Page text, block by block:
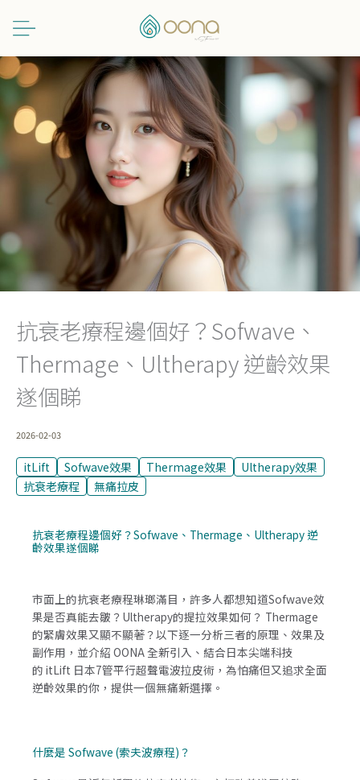
要
內
抗衰老療程邊個好？Sofwave、
Thermage、Ultherapy 逆齡效果
遂個睇
2026-02-03
itLift Sofwave效果 Thermage效果
Ultherapy效果
抗衰老療程
無痛拉皮
抗衰老療程邊個好？Sofwave、Thermage、Ultherapy 逆
齡效果遂個睇
市面上的抗衰老療程琳瑯滿目，許多人都想知道Sofwave效
果是否真能去皺？Ultherapy的提拉效果如何？ Thermage
的緊膚效果又顯不顯著？以下逐一分析三者的原理、效果及
副作用，並介紹 OONA 全新引入、結合日本尖端科技
的 itLift 日本7管平行超聲電波拉皮術，為怕痛但又追求全面
逆齡效果的你，提供一個無痛新選擇。
什麼是 Sofwave (索夫波療程)？